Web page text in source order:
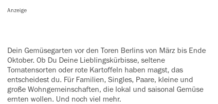
Anzeige
Dein Gemüsegarten vor den Toren ‍Berlins von März bis Ende
Oktober. Ob Du Deine Lieblingskürbisse, ‍seltene
Tomatensorten oder rote Kartoffeln haben magst, das
entscheidest du. Für Familien, Singles, Paare, kleine und
große Wohngemeinschaften, die lokal und saisonal Gemüse
ernten ‍wollen. Und noch viel mehr.